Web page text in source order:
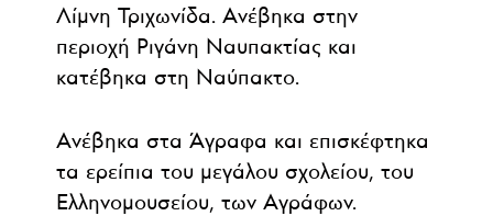
Λίμνη Τριχωνίδα. Ανέβηκα στην
περιοχή Ριγάνη Ναυπακτίας και
κατέβηκα στη Ναύπακτο.
Ανέβηκα στα Άγραφα και επισκέφτηκα
τα ερείπια του μεγάλου σχολείου, του
Ελληνομουσείου, των Αγράφων.